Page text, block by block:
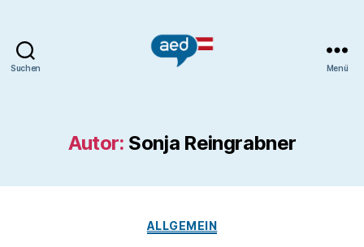
Suchen Menü
Autor: Sonja Reingrabner
ALLGEMEIN